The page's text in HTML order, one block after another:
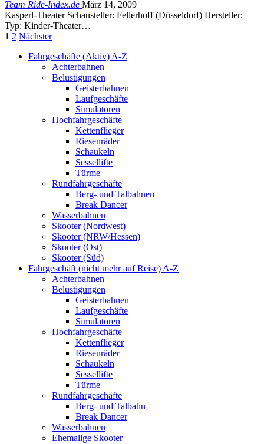
Team Ride-Index.de März 14, 2009
Kasperl-Theater Schausteller: Fellerhoff (Düsseldorf) Hersteller:
Typ: Kinder-Theater…
1 2 Nächster
Fahrgeschäfte (Aktiv) A-Z
Achterbahnen
Belustigungen
Geisterbahnen
Laufgeschäfte
Simulatoren
Hochfahrgeschäfte
Kettenflieger
Riesenräder
Schaukeln
Sessellifte
Türme
Rundfahrgeschäfte
Berg- und Talbahnen
Break Dancer
Wasserbahnen
Skooter (Nordwest)
Skooter (NRW/Hessen)
Skooter (Ost)
Skooter (Süd)
Fahrgeschäft (nicht mehr auf Reise) A-Z
Achterbahnen
Belustigungen
Geisterbahnen
Laufgeschäfte
Simulatoren
Hochfahrgeschäfte
Kettenflieger
Riesenräder
Schaukeln
Sessellifte
Türme
Rundfahrgeschäfte
Berg- und Talbahn
Break Dancer
Wasserbahnen
Ehemalige Skooter